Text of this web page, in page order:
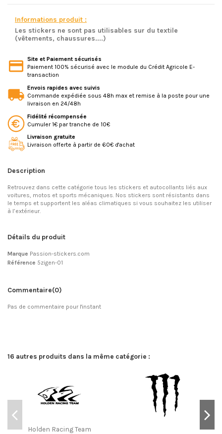
Informations produit :
Les stickers ne sont pas utilisables sur du textile
(vêtements, chaussures....)
Site et Paiement sécurisés
Paiement 100% sécurisé avec le module du Crédit Agricole E-
transaction
Envois rapides avec suivis
Commande expédiée sous 48h max et remise à la poste pour une
livraison en 24/48h
Fidélité récompensée
Cumuler 1€ par tranche de 10€
Livraison gratuite
Livraison offerte à partir de 60€ d'achat
Description
Retrouvez dans cette catégorie tous les stickers et autocollants liés aux
voitures, motos et sports mécaniques. Nos stickers sont résistants dans
le temps et supportent les aléas climatiques si vous souhaitez les utiliser
à l’extérieur.
Détails du produit
Marque Passion-stickers.com
Référence 5zigen-01
Commentaire(0)
Pas de commentaire pour l'instant
16 autres produits dans la même catégorie :
Holden Racing Team